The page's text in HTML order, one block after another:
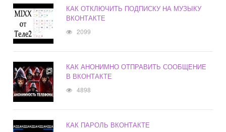
КАК ОТКЛЮЧИТЬ ПОДПИСКУ НА МУЗЫКУ
ВКОНТАКТЕ
2099
КАК АНОНИМНО ОТПРАВИТЬ СООБЩЕНИЕ
В ВКОНТАКТЕ
4898
КАК ПАРОЛЬ ВКОНТАКТЕ